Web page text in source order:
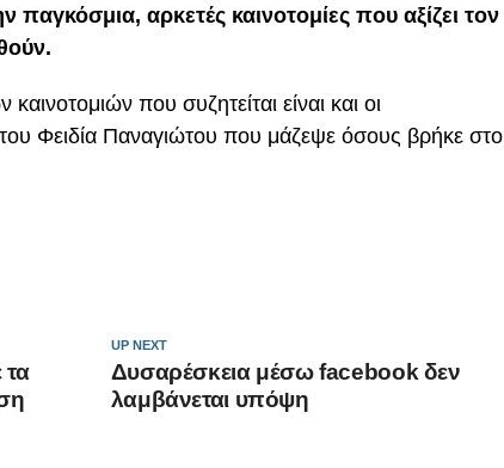
αρκετές καινοτομίες που αξίζει τον
που συζητείται είναι και οι
Φειδία Παναγιώτου που μάζεψε όσους βρήκε στο
UP NEXT
Δυσαρέσκεια μέσω facebook δεν
λαμβάνεται υπόψη
τα